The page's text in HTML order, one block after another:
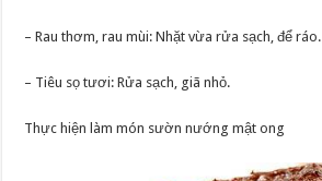
– Rau thơm, rau mùi: Nhặt vừa rửa sạch, để ráo.
– Tiêu sọ tươi: Rửa sạch, giã nhỏ.
Thực hiện làm món sườn nướng mật ong